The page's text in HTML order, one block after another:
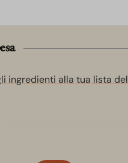
ingredienti alla tua lista